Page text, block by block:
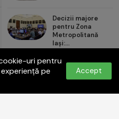
uri pentru
pe
Accept
Decizii majore
pentru Zona
Metropolitană
Iași:...
Carrefour România
aduce noul val de...